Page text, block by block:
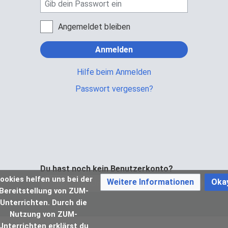
Angemeldet bleiben
Anmelden
Hilfe beim Anmelden
Passwort vergessen?
Du hast noch kein Benutzerkonto?
Bei ZUM-Unterrichten registrieren
helfen uns bei der
von ZUM-
Unterrichten. Durch die
Nutzung von ZUM-
erklärst du
Weitere Informationen